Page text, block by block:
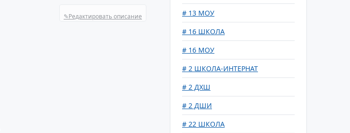
✎Редактировать описание
# 13 МОУ
# 16 ШКОЛА
# 16 МОУ
# 2 ШКОЛА-ИНТЕРНАТ
# 2 ДХШ
# 2 ДШИ
# 22 ШКОЛА